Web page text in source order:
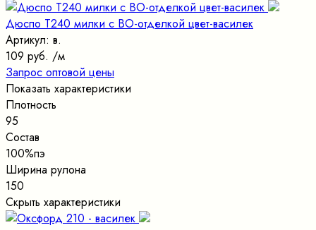
Дюспо Т240 милки с ВО-отделкой цвет-василек
Артикул: в.
109 руб. /м
Запрос оптовой цены
Показать характеристики
Плотность
95
Состав
100%пэ
Ширина рулона
150
Скрыть характеристики